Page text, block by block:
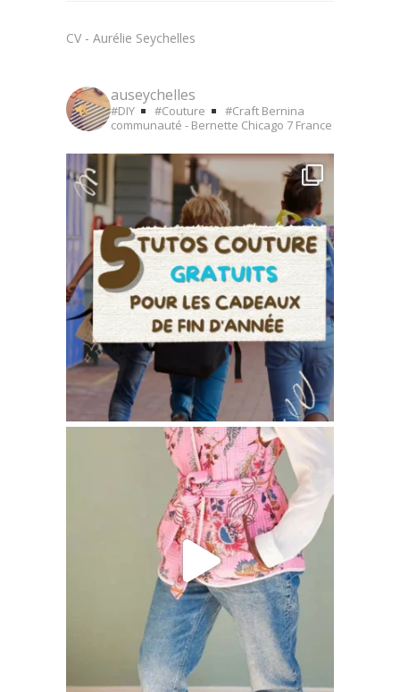
CV - Aurélie Seychelles
auseychelles
#DIY #Couture #Craft Bernina
communauté - Bernette Chicago 7 France